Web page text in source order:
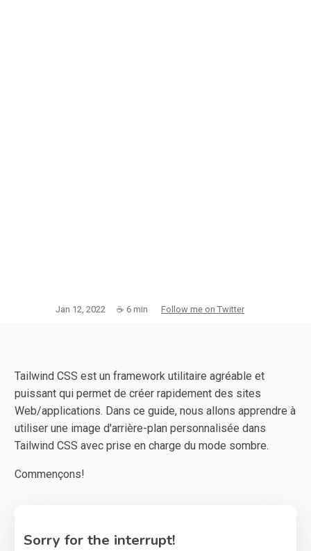
Jan 12, 2022 ☕ 6 min Follow me on Twitter
Tailwind CSS est un framework utilitaire agréable et
puissant qui permet de créer rapidement des sites
Web/applications. Dans ce guide, nous allons apprendre à
utiliser une image d'arrière-plan personnalisée dans
Tailwind CSS avec prise en charge du mode sombre.
Commençons!
Sorry for the interrupt!